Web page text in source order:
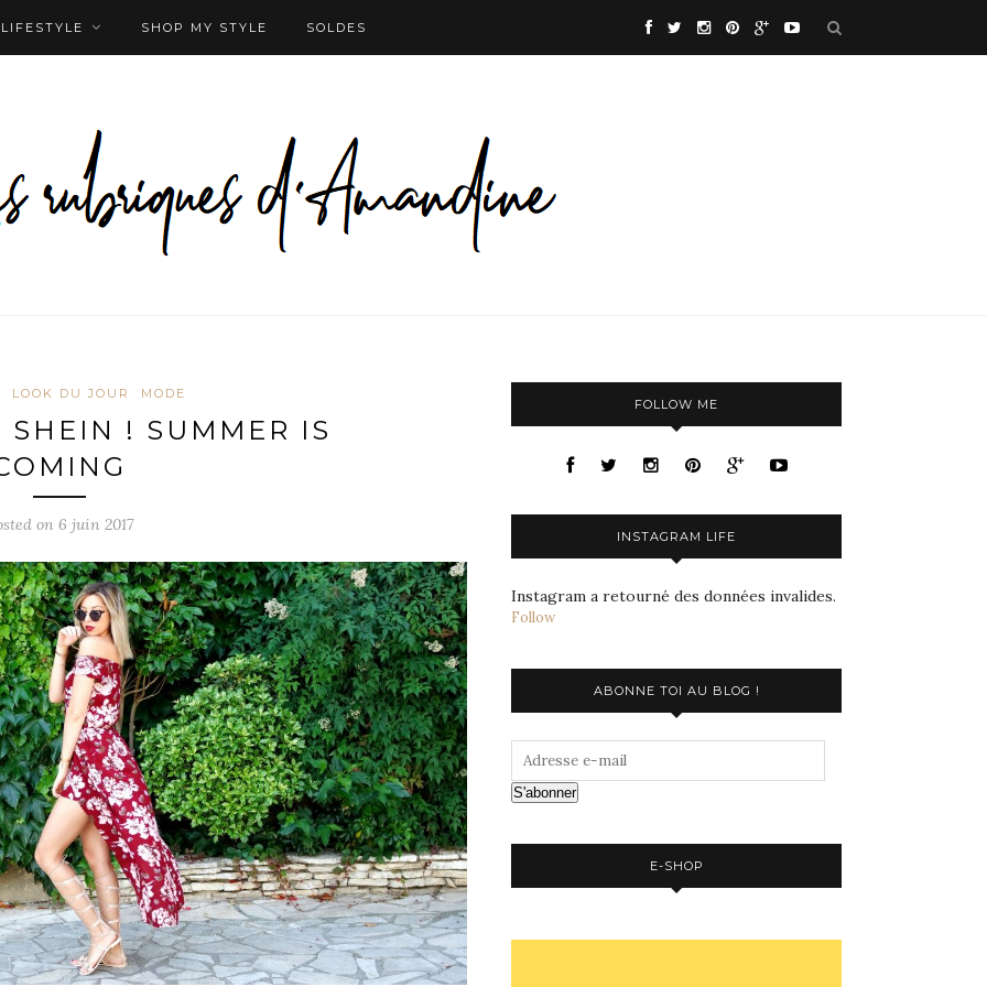
LIFESTYLE SHOP MY STYLE SOLDES
LOOK DU JOUR MODE
SHEIN ! SUMMER IS
on 6 juin 2017
FOLLOW ME
INSTAGRAM LIFE
Instagram a retourné des données invalides.
Follow
ABONNE TOI AU BLOG !
S'abonner
E-SHOP